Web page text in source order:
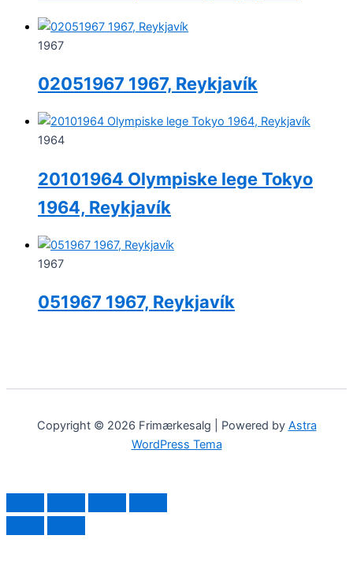
1967
02051967 1967, Reykjavík
1964
20101964 Olympiske lege Tokyo
1964, Reykjavík
1967
051967 1967, Reykjavík
Copyright © 2026 Frimærkesalg | Powered by Astra
WordPress Tema